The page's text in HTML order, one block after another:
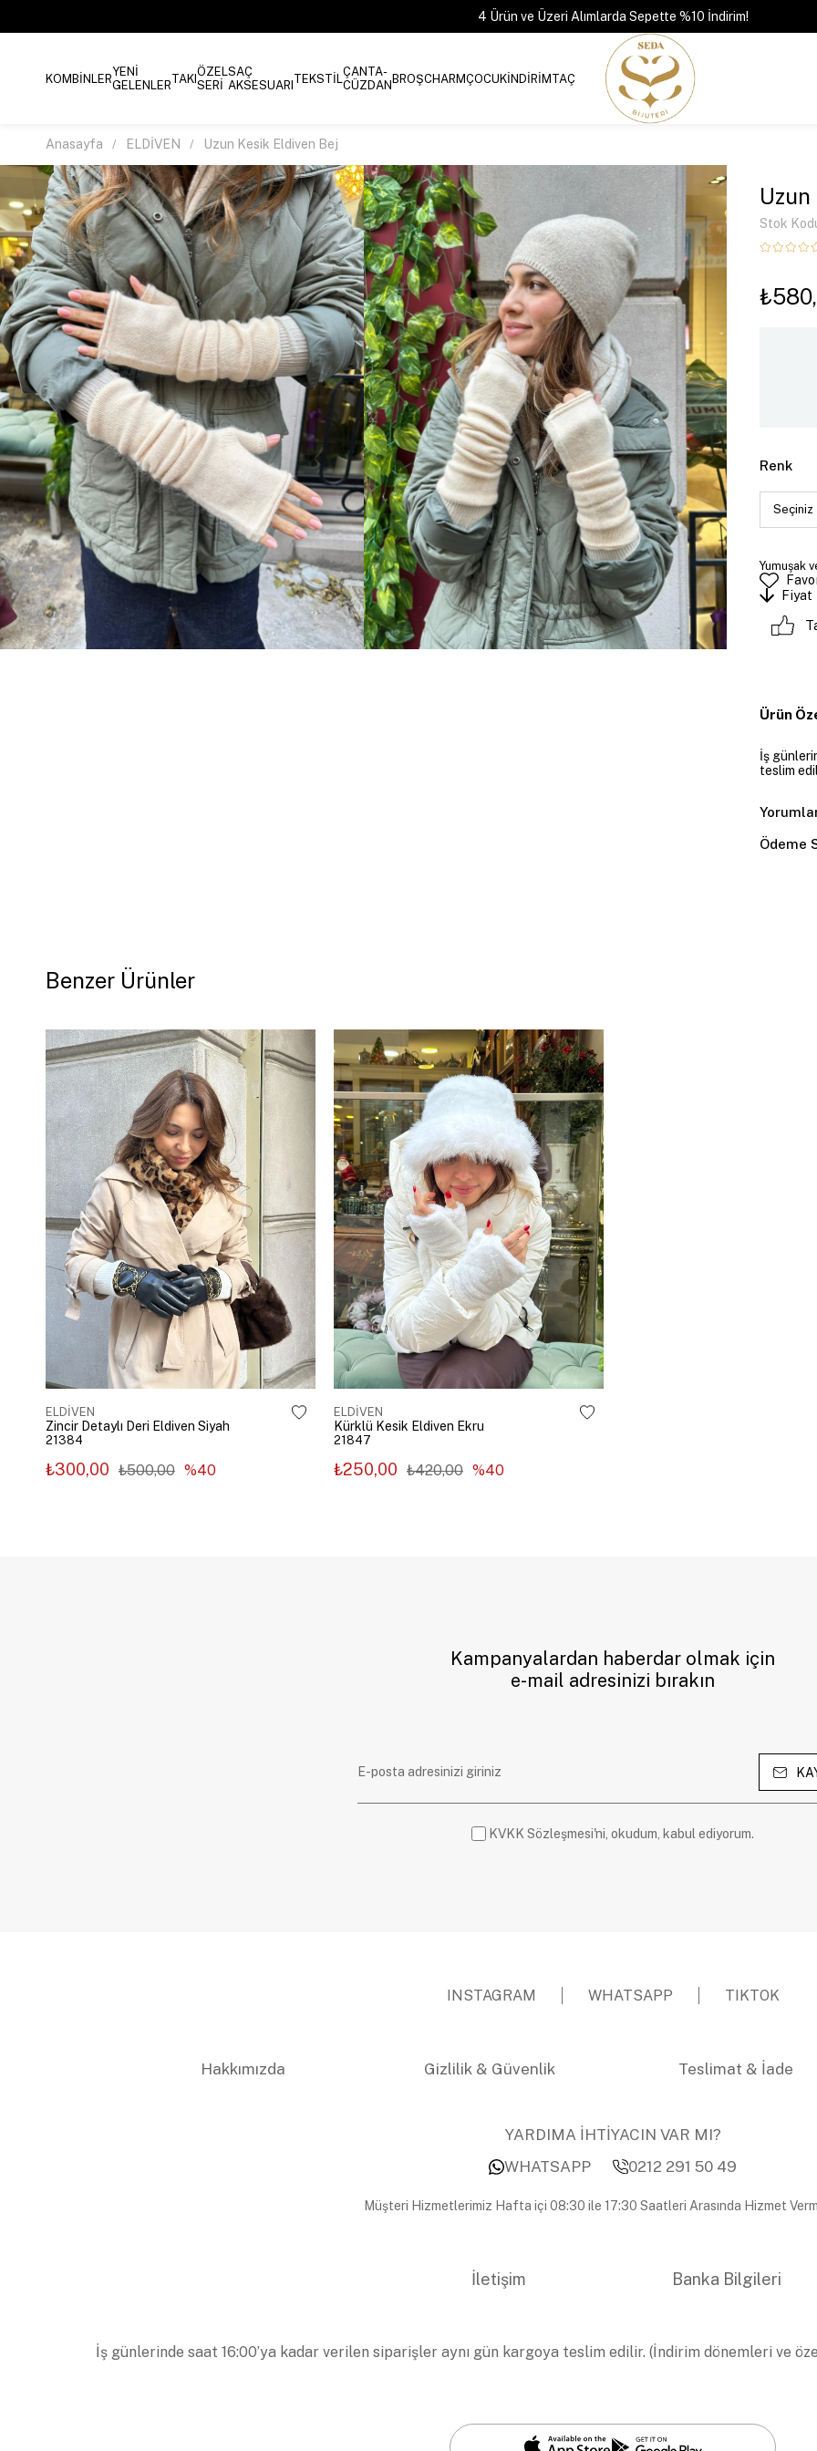
4 Ürün ve Üzeri Alımlarda Sepette %10 İndirim!
KOMBİNLERYENİ
GELENLERTAKIÖZEL
SERİ
SAÇ
AKSESUARI TEKSTİLÇANTA-
CÜZDANBROŞCHARMÇOCUKİNDİRİMTAÇ
Anasayfa ELDİVEN Uzun Kesik Eldiven Bej
Stok
Renk
Yumuşak
Fiyat
Ürün
İş
teslim
Ödeme
Benzer Ürünler
ELDİVEN
Zincir Detaylı Deri Eldiven Siyah
21384
₺300,00 ₺500,00 %40
ELDİVEN
Kürklü Kesik Eldiven Ekru
21847
₺250,00 ₺420,00 %40
Kampanyalardan haberdar olmak için
e-mail adresinizi bırakın
KVKK Sözleşmesi'ni, okudum, kabul ediyorum.
INSTAGRAM WHATSAPP TIKTOK
Hakkımızda Gizlilik & Güvenlik Teslimat & İade
YARDIMA İHTİYACIN VAR MI?
WHATSAPP
0212 291 50 49
Müşteri Hizmetlerimiz Hafta içi 08:30 ile 17:30 Saatleri Arasında Hizmet
İletişim Banka Bilgileri
İş günlerinde saat 16:00’ya kadar verilen siparişler aynı gün kargoya teslim edilir. (İndirim dönemleri ve